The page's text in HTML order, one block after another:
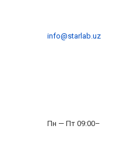
info@starlab.uz
Пн — Пт 09:00–